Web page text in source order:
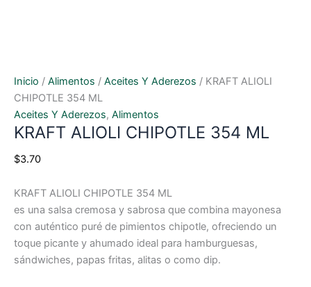
Inicio / Alimentos / Aceites Y Aderezos / KRAFT ALIOLI
CHIPOTLE 354 ML
Aceites Y Aderezos, Alimentos
KRAFT ALIOLI CHIPOTLE 354 ML
$3.70
KRAFT ALIOLI CHIPOTLE 354 ML
es una salsa cremosa y sabrosa que combina mayonesa
con auténtico puré de pimientos chipotle, ofreciendo un
toque picante y ahumado ideal para hamburguesas,
sándwiches, papas fritas, alitas o como dip.